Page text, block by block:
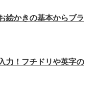
絵かきの基本からブラ
力！フチドリや英字の